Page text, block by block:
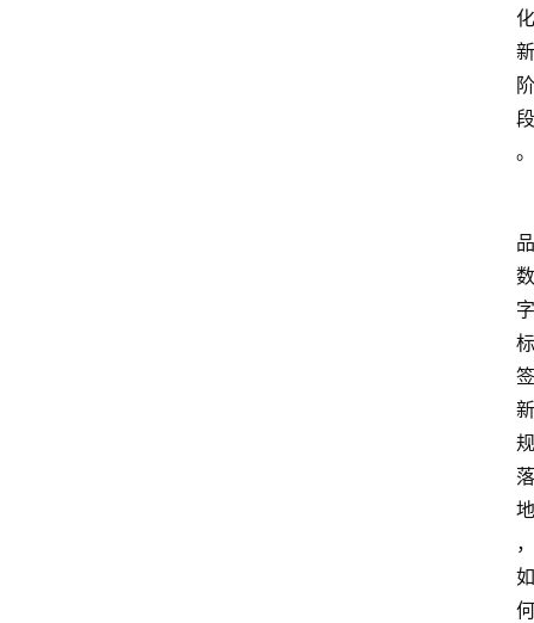
化
新
阶
段
。
品
数
字
标
签
新
规
落
地
，
如
何